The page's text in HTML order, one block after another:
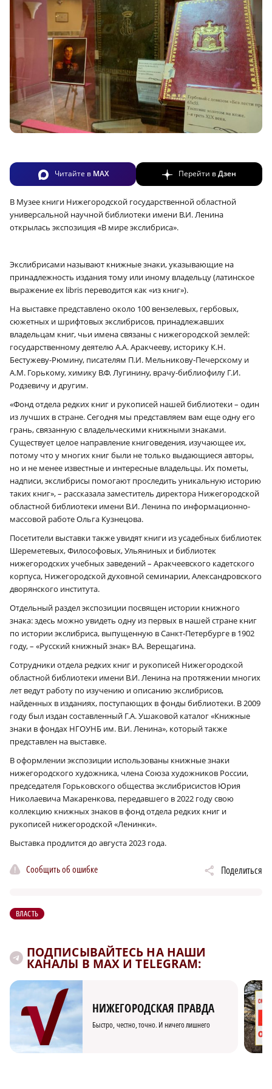
Читайте в MAX Перейти вДзен
В Музее книги Нижегородской государственной областной
универсальной научной библиотеки имени В.И. Ленина
открылась экспозиция «В мире экслибриса».
Экслибрисами называют книжные знаки, указывающие на
принадлежность издания тому или иному владельцу (латинское
выражение ex libris переводится как «из книг»).
На выставке представлено около 100 вензелевых, гербовых,
сюжетных и шрифтовых экслибрисов, принадлежавших
владельцам книг, чьи имена связаны с нижегородской землей:
государственному деятелю А.А. Аракчееву, историку К.Н.
Бестужеву-Рюмину, писателям П.И. Мельникову-Печерскому и
А.М. Горькому, химику В.Ф. Лугинину, врачу-библиофилу Г.И.
Родзевичу и другим.
«Фонд отдела редких книг и рукописей нашей библиотеки – один
из лучших в стране. Сегодня мы представляем вам еще одну его
грань, связанную с владельческими книжными знаками.
Существует целое направление книговедения, изучающее их,
потому что у многих книг были не только выдающиеся авторы,
но и не менее известные и интересные владельцы. Их пометы,
надписи, экслибрисы помогают проследить уникальную историю
таких книг», – рассказала заместитель директора Нижегородской
областной библиотеки имени В.И. Ленина по информационно-
массовой работе Ольга Кузнецова.
Посетители выставки также увидят книги из усадебных библиотек
Шереметевых, Философовых, Ульяниных и библиотек
нижегородских учебных заведений – Аракчеевского кадетского
корпуса, Нижегородской духовной семинарии, Александровского
дворянского института.
Отдельный раздел экспозиции посвящен истории книжного
знака: здесь можно увидеть одну из первых в нашей стране книг
по истории экслибриса, выпущенную в Санкт-Петербурге в 1902
году, – «Русский книжный знак» В.А. Верещагина.
Сотрудники отдела редких книг и рукописей Нижегородской
областной библиотеки имени В.И. Ленина на протяжении многих
лет ведут работу по изучению и описанию экслибрисов,
найденных в изданиях, поступающих в фонды библиотеки. В 2009
году был издан составленный Г.А. Ушаковой каталог «Книжные
знаки в фондах НГОУНБ им. В.И. Ленина», который также
представлен на выставке.
В оформлении экспозиции использованы книжные знаки
нижегородского художника, члена Союза художников России,
председателя Горьковского общества экслибрисистов Юрия
Николаевича Макаренкова, передавшего в 2022 году свою
коллекцию книжных знаков в фонд отдела редких книг и
рукописей нижегородской «Ленинки».
Выставка продлится до августа 2023 года.
Сообщить об ошибке Поделиться
ВЛАСТЬ
ПОДПИСЫВАЙТЕСЬ НА НАШИ
КАНАЛЫ В MAX И TELEGRAM:
НИЖЕГОРОДСКАЯ ПРАВДА
Быстро, честно, точно. И ничего лишнего